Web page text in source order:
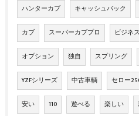
ハンターカブ キャッシュバック
カブ スーパーカブプロ ビジネス
オプション 独自 スプリング
YZFシリーズ 中古車輌 セロー
安い 110 遊べる 楽しい